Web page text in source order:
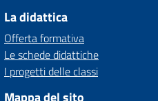
La didattica
Offerta formativa
Le schede didattiche
I progetti delle classi
Mappa del sito